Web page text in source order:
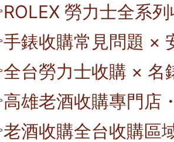
ROLEX 勞力士全系
手錶收購常見問題 ×
全台勞力士收購 × 名
高雄老酒收購專門店
老酒收購全台收購區